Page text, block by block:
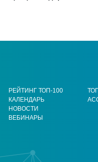
РЕЙТИНГ ТОП-100
КАЛЕНДАРЬ
НОВОСТИ
ВЕБИНАРЫ